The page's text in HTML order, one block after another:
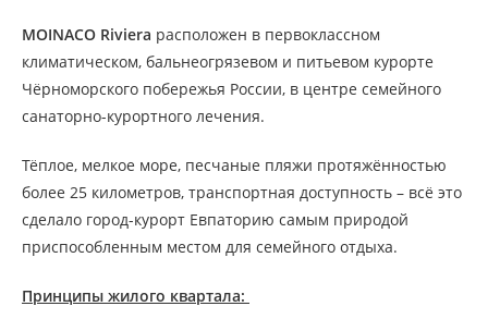
MOINACO Riviera расположен в первоклассном
климатическом, бальнеогрязевом и питьевом курорте
Чёрноморского побережья России, в центре семейного
санаторно-курортного лечения.
Тёплое, мелкое море, песчаные пляжи протяжённостью
более 25 километров, транспортная доступность – всё это
сделало город-курорт Евпаторию самым природой
приспособленным местом для семейного отдыха.
Принципы жилого квартала: